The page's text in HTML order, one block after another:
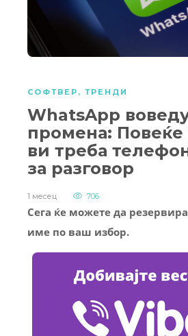
СОФТВЕР , ТРЕНДИ
WhatsApp
промена: Повеќе
ви треба
за разговор
1 месец 706
Сега ќе можете да
име по ваш избор.